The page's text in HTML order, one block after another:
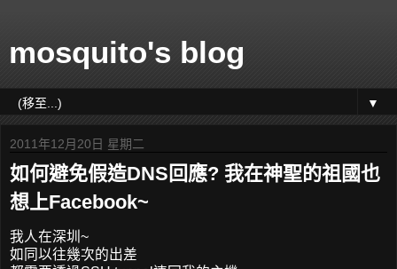
mosquito's blog
▼
2011年12月20日 星期二
如何避免假造DNS回應? 我在神聖的祖國也
想上Facebook~
我人在深圳~
如同以往幾次的出差